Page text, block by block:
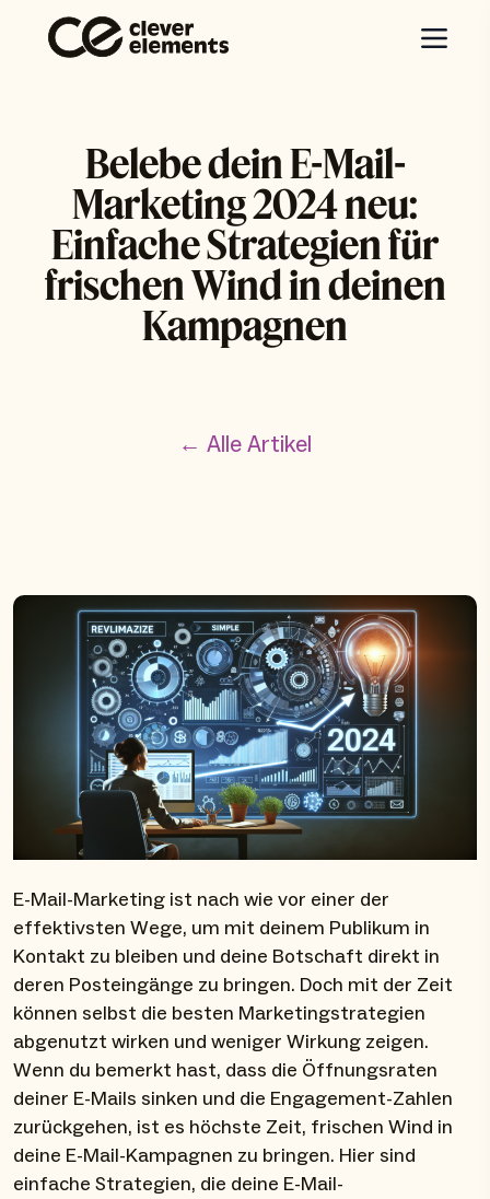
Belebe dein E-Mail-
Marketing 2024 neu:
Einfache Strategien für
frischen Wind in deinen
Kampagnen
← Alle Artikel
E-Mail-Marketing ist nach wie vor einer der
effektivsten Wege, um mit deinem Publikum in
Kontakt zu bleiben und deine Botschaft direkt in
deren Posteingänge zu bringen. Doch mit der Zeit
können selbst die besten Marketingstrategien
abgenutzt wirken und weniger Wirkung zeigen.
Wenn du bemerkt hast, dass die Öffnungsraten
deiner E-Mails sinken und die Engagement-Zahlen
zurückgehen, ist es höchste Zeit, frischen Wind in
deine E-Mail-Kampagnen zu bringen. Hier sind
einfache Strategien, die deine E-Mail-